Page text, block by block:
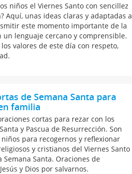
niños el Viernes Santo con sencillez
Aquí, unas ideas claras y adaptadas a
este momento importante de la
un lenguaje cercano y comprensible.
valores de este día con respeto,
de Semana Santa para
familia
cortas para rezar con los
y Pascua de Resurrección. Son
para recogernos y reflexionar
y cristianos del Viernes Santo
Semana Santa. Oraciones de
y Dios por salvarnos.